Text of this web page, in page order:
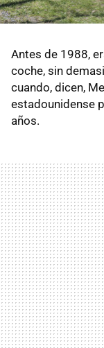
Antes de 1988,
coche, sin
cuando, dicen,
estadounidense
años.